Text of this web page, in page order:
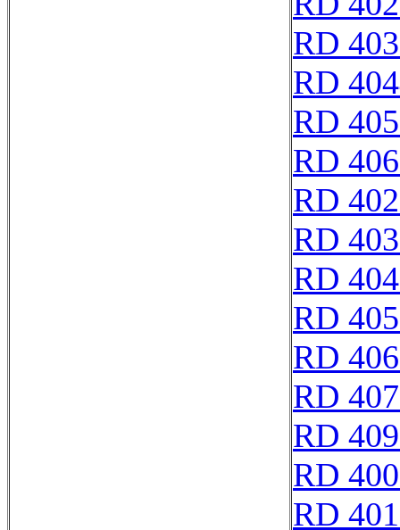
RD
RD
RD
RD
RD
RD
RD
RD
RD
RD
RD
RD
RD